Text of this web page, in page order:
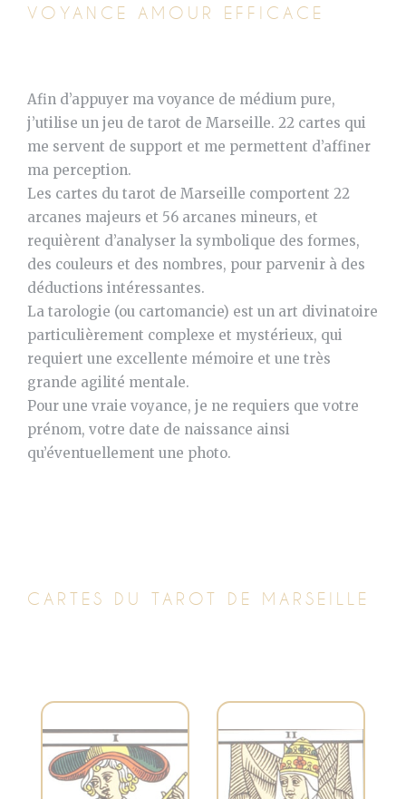
VOYANCE AMOUR EFFICACE
Afin d’appuyer ma voyance de médium pure,
j’utilise un jeu de tarot de Marseille. 22 cartes qui
me servent de support et me permettent d’affiner
ma perception.
Les cartes du tarot de Marseille comportent 22
arcanes majeurs et 56 arcanes mineurs, et
requièrent d’analyser la symbolique des formes,
des couleurs et des nombres, pour parvenir à des
déductions intéressantes.
La tarologie (ou cartomancie) est un art divinatoire
particulièrement complexe et mystérieux, qui
requiert une excellente mémoire et une très
grande agilité mentale.
Pour une vraie voyance, je ne requiers que votre
prénom, votre date de naissance ainsi
qu’éventuellement une photo.
CARTES DU TAROT DE MARSEILLE
Représente la
créativité, le
Symbolise la
connaissance